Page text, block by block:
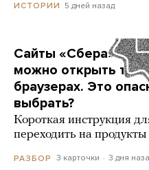
ИСТОРИИ 5 дней назад
Сайты «Сбера» и
можно открыть
браузерах. Это
выбрать?
Короткая инструкция
переходить на
РАЗБОР 3 карточки 3 дня